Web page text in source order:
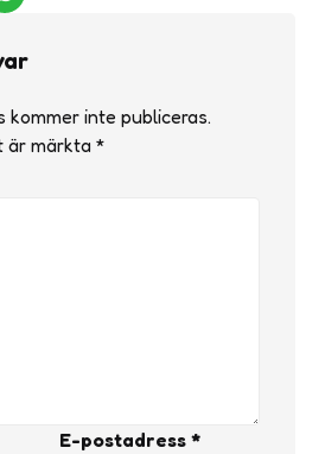
kommer inte publiceras.
är märkta *
E-postadress *